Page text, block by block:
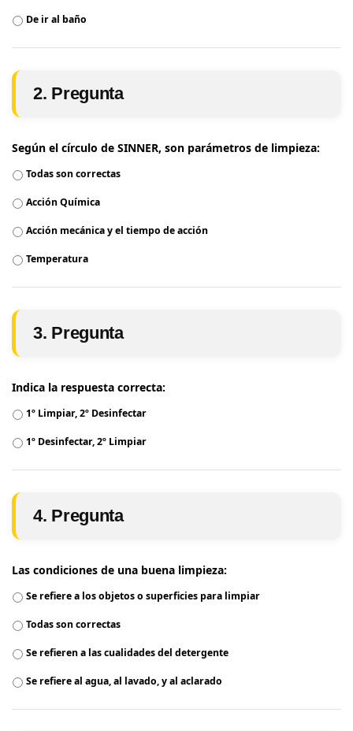
De ir al baño
2. Pregunta
Según el círculo de SINNER, son parámetros de limpieza:
Todas son correctas
Acción Química
Acción mecánica y el tiempo de acción
Temperatura
3. Pregunta
Indica la respuesta correcta:
1º Limpiar, 2º Desinfectar
1º Desinfectar, 2º Limpiar
4. Pregunta
Las condiciones de una buena limpieza:
Se refiere a los objetos o superficies para limpiar
Todas son correctas
Se refieren a las cualidades del detergente
Se refiere al agua, al lavado, y al aclarado